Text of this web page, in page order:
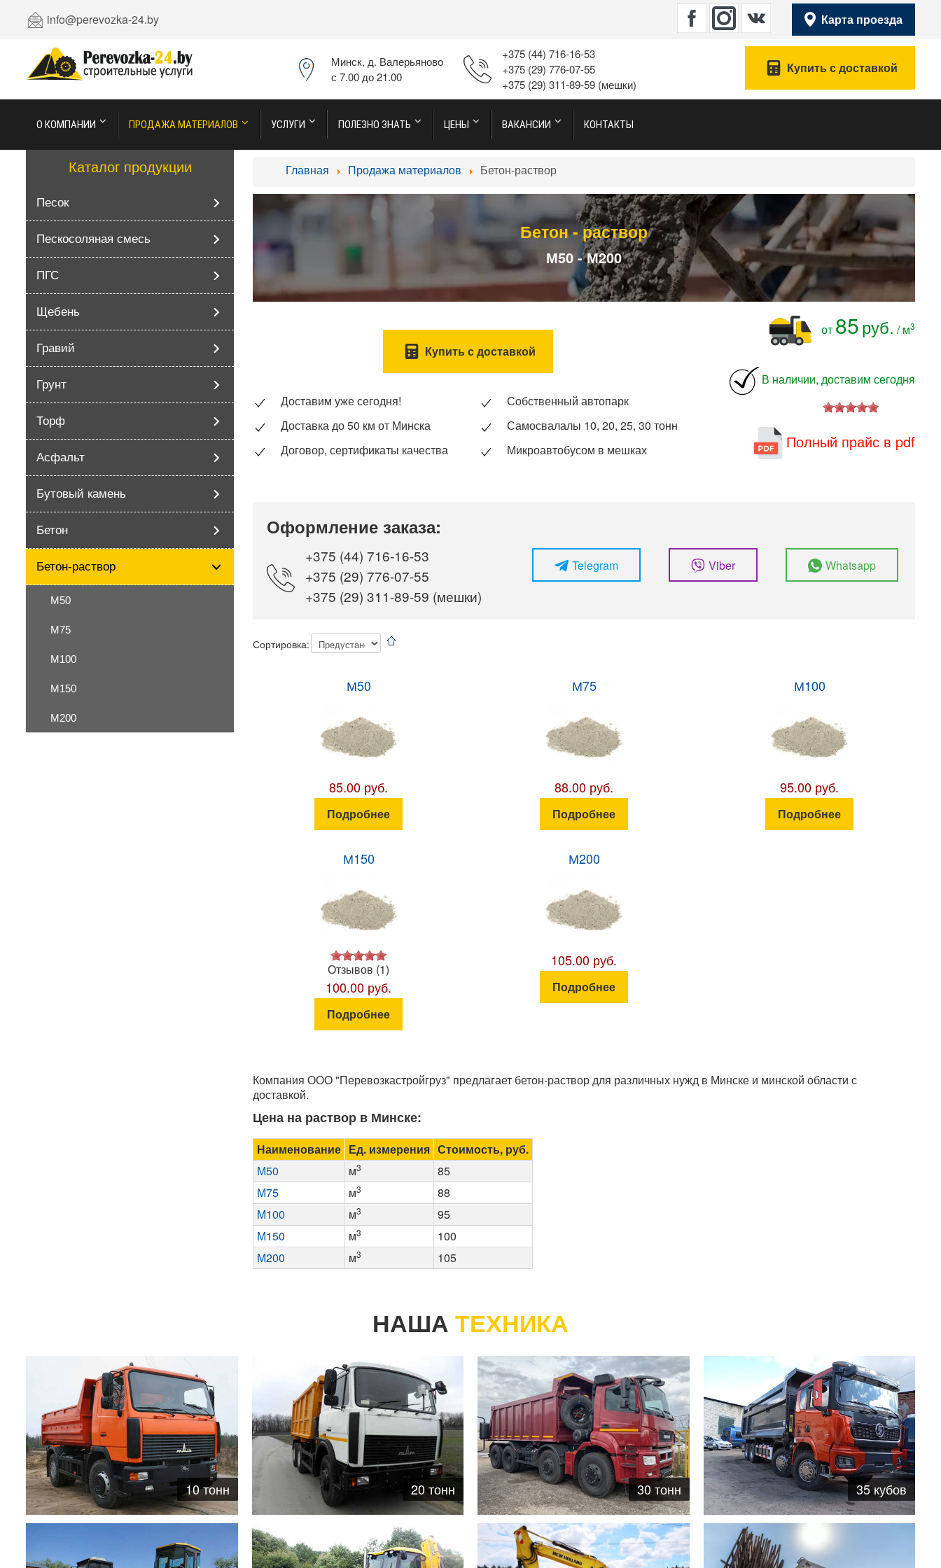
info@perevozka-24.by Карта проезда
Минск, д. Валерьяново
с 7.00 до 21.00
+375 (44) 716-16-53
+375 (29) 776-07-55
+375 (29) 311-89-59 (мешки)
Купить с доставкой
О КОМПАНИИ ПРОДАЖА МАТЕРИАЛОВ УСЛУГИ ПОЛЕЗНО ЗНАТЬ ЦЕНЫ ВАКАНСИИ КОНТАКТЫ
Каталог продукции
Песок
Пескосоляная смесь
ПГС
Щебень
Гравий
Грунт
Торф
Асфальт
Бутовый камень
Бетон
Бетон-раствор
М50
М75
М100
М150
М200
Главная Продажа материалов Бетон-раствор
Бетон - раствор
М50 - М200
от 85руб. / м3
В наличии, доставим сегодня
Полный прайс в pdf
Купить с доставкой
Доставим уже сегодня!
Доставка до 50 км от Минска
Договор, сертификаты качества
Собственный автопарк
Самосвалалы 10, 20, 25, 30 тонн
Микроавтобусом в мешках
Оформление заказа:
+375 (44) 716-16-53
+375 (29) 776-07-55
+375 (29) 311-89-59 (мешки)
Telegram Viber Whatsapp
Сортировка:
М50
85.00 руб.
Подробнее
М75
88.00 руб.
Подробнее
М100
95.00 руб.
Подробнее
М150
Отзывов (1)
100.00 руб.
Подробнее
М200
105.00 руб.
Подробнее
Компания ООО "Перевозкастройгруз" предлагает бетон-раствор для различных нужд в Минске и минской области с
доставкой.
Цена на раствор в Минске:
Наименование Ед. измерения Стоимость, руб.
М50
м3
85
М75
м3
88
М100
м3
95
М150
м3
100
М200
м3 105
НАША ТЕХНИКА
10 тонн 20 тонн 30 тонн 35 кубов